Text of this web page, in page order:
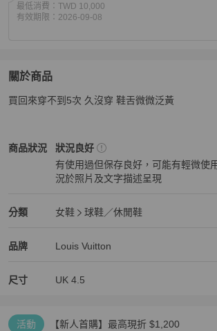
最低消費： TWD 10,000
有效期限： 2026-09-08
關於商品
關於Lv運動鞋 4.5 女碼37-38可穿商品詳情
買回來穿不到5次 久沒穿 鞋舌微微泛黃
商品狀況
Louis Vuitton女鞋商品狀態與細節
狀況良好
有使用過但保存良好，可能有輕微使
況於照片及文字描述呈現
分類
Louis Vuitton女鞋 分類資訊
女鞋
球鞋／休閒鞋
品牌
Louis Vuitton精品女鞋品牌介紹
Louis Vuitton
Louis Vuitton推薦清單
尺寸 UK 4.5
活動 【新人首購】最高現折 $1,200